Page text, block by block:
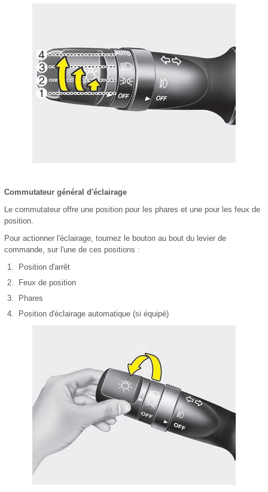
Commutateur général d'éclairage
Le commutateur offre une position pour les phares et une pour les feux de
position.
Pour actionner l'éclairage, tournez le bouton au bout du levier de
commande, sur l'une de ces positions :
Position d'arrêt
Feux de position
Phares
Position d'éclairage automatique (si équipé)